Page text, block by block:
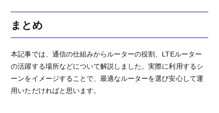
まとめ
本記事では、通信の仕組みからルーターの役割、LTEルーター
の活躍する場所などについて解説しました。実際に利用するシ
ーンをイメージすることで、最適なルーターを選び安心して運
用いただければと思います。